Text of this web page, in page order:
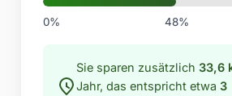
0% 48%
Sie sparen zusätzlich33,6
Jahr, das entspricht etwa3